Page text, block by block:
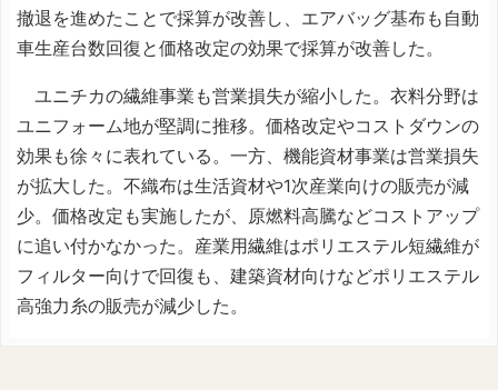
撤退を進めたことで採算が改善し、エアバッグ基布も自動
車生産台数回復と価格改定の効果で採算が改善した。
ユニチカの繊維事業も営業損失が縮小した。衣料分野は
ユニフォーム地が堅調に推移。価格改定やコストダウンの
効果も徐々に表れている。一方、機能資材事業は営業損失
が拡大した。不織布は生活資材や1次産業向けの販売が減
少。価格改定も実施したが、原燃料高騰などコストアップ
に追い付かなかった。産業用繊維はポリエステル短繊維が
フィルター向けで回復も、建築資材向けなどポリエステル
高強力糸の販売が減少した。